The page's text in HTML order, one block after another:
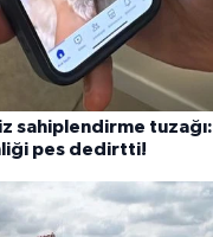
sahiplendirme tuzağı:
pes dedirtti!